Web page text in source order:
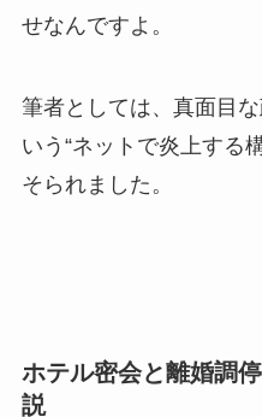
せなんですよ。
筆者としては、真面目
いう“ネットで炎上する
そられました。
ホテル密会と離婚調
説